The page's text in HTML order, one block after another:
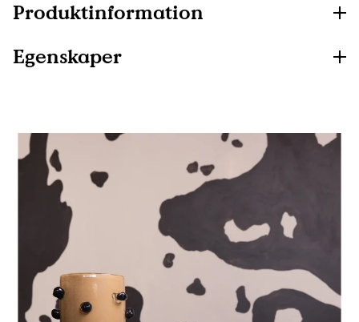
Produktinformation
Egenskaper